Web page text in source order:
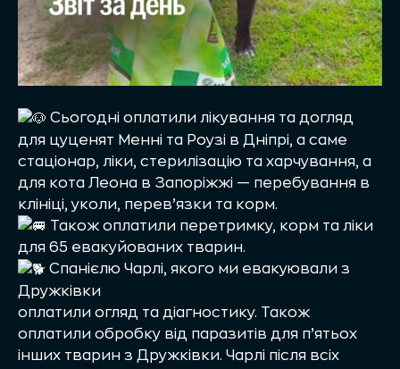
Сьогодні оплатили лікування та догляд
для цуценят Менні та Роузі в Дніпрі, а саме
стаціонар, ліки, стерилізацію та харчування, а
для кота Леона в Запоріжжі — перебування в
клініці, уколи, перев’язки та корм.
Також оплатили перетримку, корм та ліки
для 65 евакуйованих тварин.
Спанієлю Чарлі, якого ми евакуювали з
Дружківки
оплатили огляд та діагностику. Також
оплатили обробку від паразитів для п’ятьох
інших тварин з Дружківки. Чарлі після всіх